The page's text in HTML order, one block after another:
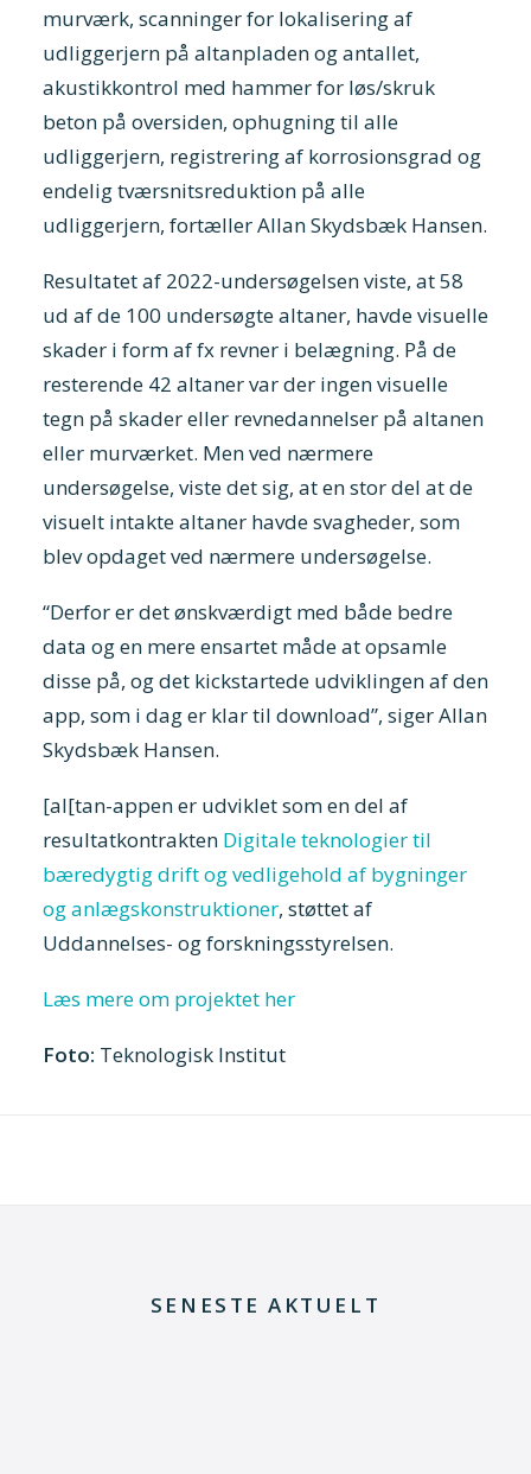
murværk, scanninger for lokalisering af
udliggerjern på altanpladen og antallet,
akustikkontrol med hammer for løs/skruk
beton på oversiden, ophugning til alle
udliggerjern, registrering af korrosionsgrad og
endelig tværsnitsreduktion på alle
udliggerjern, fortæller Allan Skydsbæk Hansen.
Resultatet af 2022-undersøgelsen viste, at 58
ud af de 100 undersøgte altaner, havde visuelle
skader i form af fx revner i belægning. På de
resterende 42 altaner var der ingen visuelle
tegn på skader eller revnedannelser på altanen
eller murværket. Men ved nærmere
undersøgelse, viste det sig, at en stor del at de
visuelt intakte altaner havde svagheder, som
blev opdaget ved nærmere undersøgelse.
“Derfor er det ønskværdigt med både bedre
data og en mere ensartet måde at opsamle
disse på, og det kickstartede udviklingen af den
app, som i dag er klar til download”, siger Allan
Skydsbæk Hansen.
[al[tan-appen er udviklet som en del af
resultatkontrakten Digitale teknologier til
bæredygtig drift og vedligehold af bygninger
og anlægskonstruktioner, støttet af
Uddannelses- og forskningsstyrelsen.
Læs mere om projektet her
Foto: Teknologisk Institut
SENESTE AKTUELT